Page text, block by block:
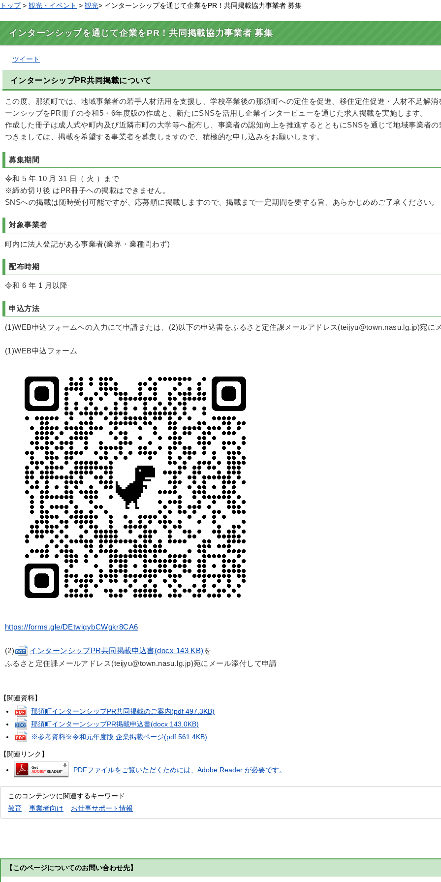
トップ> 観光・イベント > 観光> インターンシップを通じて企業をPR！共同掲載協力事業者 募集
インターンシップを通じて企業をPR！共同掲載協力事業者 募集
ツイート
インターンシップPR共同掲載について
この度、那須町では、地域事業者の若手人材活用を支援し、学校卒業後の那須町への定住を促進、移住定住促進・人材不足解
ーンシップをPR冊子の令和5・6年度版の作成と、新たにSNSを活用し企業インタービューを通じた求人掲載を実施します。
作成した冊子は成人式や町内及び近隣市町の大学等へ配布し、事業者の認知向上を推進するとともにSNSを通じて地域事業者の
つきましては、掲載を希望する事業者を募集しますので、積極的な申し込みをお願いします。
募集期間
令和 5 年 10 月 31 日（ 火 ）まで
※締め切り後 はPR冊子への掲載はできません。
SNSへの掲載は随時受付可能ですが、応募順に掲載しますので、掲載まで一定期間を要する旨、あらかじめめご了承ください。
対象事業者
町内に法人登記がある事業者(業界・業種問わず)
配布時期
令和 6 年 1 月以降
申込方法
(1)WEB申込フォームへの入力にて申請または、(2)以下の申込書をふるさと定住課メールアドレス(teijyu@town.nasu.lg.jp)宛に
(1)WEB申込フォーム
https://forms.gle/DEtwiqybCWgkr8CA6
(2) インターンシップPR共同掲載申込書(docx 143 KB) を
ふるさと定住課メールアドレス(teijyu@town.nasu.lg.jp)宛にメール添付して申請
【関連資料】
那須町インターンシップPR共同掲載のご案内(pdf 497.3KB)
那須町インターンシップPR掲載申込書(docx 143.0KB)
※参考資料※令和元年度版 企業掲載ページ(pdf 561.4KB)
【関連リンク】
PDFファイルをご覧いただくためには、Adobe Reader が必要です。
このコンテンツに関連するキーワード
教育
事業者向け お仕事サポート情報
【このページについてのお問い合わせ先】